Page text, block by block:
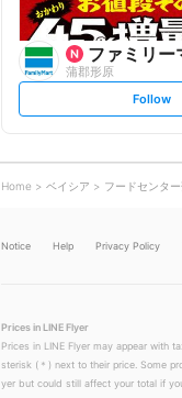
ファミリー
蒲郡形原
s
t
o
w
Follow
Home ベイシア フードセンタ
Notice Help Privacy Policy
Prices in LINE Flyer
Prices in LINE Flyer may appear with
sterisk (＊) next to their price. Some
yer but could still affect your total if